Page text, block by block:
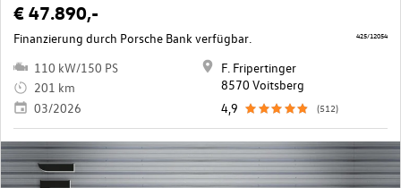
€ 47.890,-
Finanzierung durch Porsche Bank verfügbar.
110 kW/150 PS
201 km
03/2026
F. Fripertinger
8570 Voitsberg
4,9
(512)
425/12054